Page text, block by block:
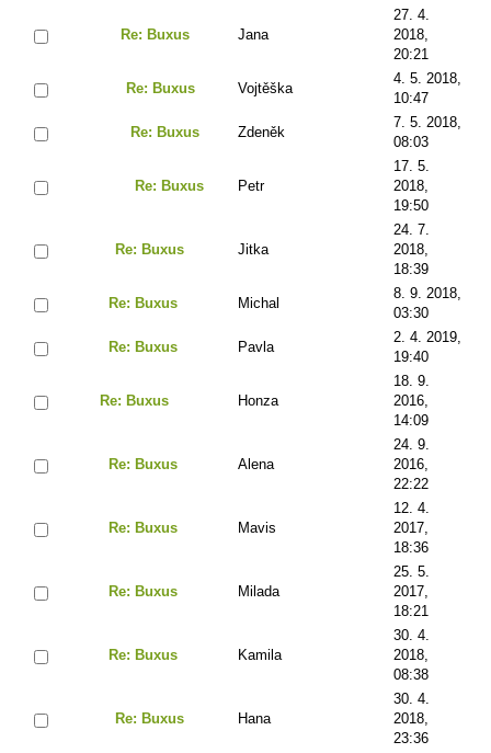
Re: Buxus Jana
27. 4.
2018,
20:21
Re: Buxus Vojtěška
4. 5. 2018,
10:47
Re: Buxus Zdeněk
7. 5. 2018,
08:03
Re: Buxus Petr
17. 5.
2018,
19:50
Re: Buxus Jitka
24. 7.
2018,
18:39
Re: Buxus Michal
8. 9. 2018,
03:30
Re: Buxus Pavla
2. 4. 2019,
19:40
Re: Buxus Honza
18. 9.
2016,
14:09
Re: Buxus Alena
24. 9.
2016,
22:22
Re: Buxus Mavis
12. 4.
2017,
18:36
Re: Buxus Milada
25. 5.
2017,
18:21
Re: Buxus Kamila
30. 4.
2018,
08:38
Re: Buxus Hana
30. 4.
2018,
23:36